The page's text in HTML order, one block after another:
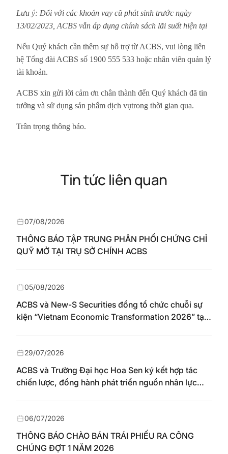
Lưu ý: Đối với các khoản vay cũ phát sinh trước ngày
13/02/2023, ACBS vẫn áp dụng chính sách lãi suất hiện tại
Nếu Quý khách cần thêm sự hỗ trợ từ ACBS, vui lòng liên
hệ Tổng đài ACBS số 1900 555 533 hoặc nhân viên quản lý
tài khoản.
ACBS xin gửi lời cảm ơn chân thành đến Quý khách đã tin
tưởng và sử dụng sản phẩm dịch vụtrong thời gian qua.
Trân trọng thông báo.
Tin tức liên quan
THÔNG BÁO TẬP TRUNG PHÂN PHỐI CHỨNG CHỈ
QUỸ MỞ TẠI TRỤ SỞ CHÍNH ACBS
07/08/2026
ACBS và New-S Securities đồng tổ chức chuỗi sự
kiện “Vietnam Economic Transformation 2026” tại
05/08/2026
ACBS và Trường Đại học Hoa Sen ký kết hợp tác
chiến lược, đồng hành phát triển nguồn nhân lực
29/07/2026
THÔNG BÁO CHÀO BÁN TRÁI PHIẾU RA CÔNG
CHÚNG ĐỢT 1 NĂM 2026
06/07/2026